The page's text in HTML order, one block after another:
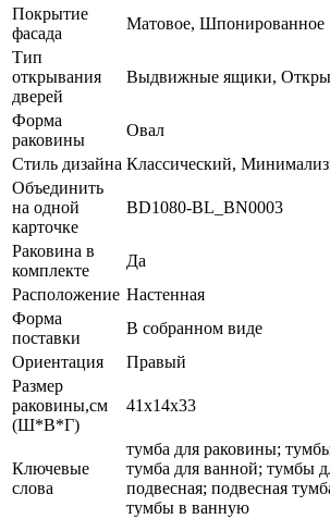
Покрытие
фасада
Матовое, Шпонированное
Тип
открывания
дверей
Выдвижные ящики,
Форма
раковины
Овал
Стиль дизайна Классический,
Объединить
на одной
карточке
BD1080-BL_BN0003
Раковина в
комплекте
Да
Расположение Настенная
Форма
поставки
В собранном виде
Ориентация
Правый
Размер
раковины,см
(Ш*В*Г)
41х14х33
Ключевые
слова
тумба для раковины;
тумба для ванной; тумбы
подвесная; подвесная
тумбы в ванную